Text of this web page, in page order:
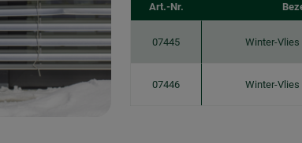
Art.-Nr.
07445 Winter-Vlies
07446 Winter-Vlies